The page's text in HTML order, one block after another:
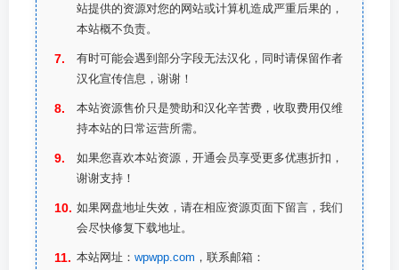
站提供的资源对您的网站或计算机造成严重后果的，
本站概不负责。
有时可能会遇到部分字段无法汉化，同时请保留作者
汉化宣传信息，谢谢！
本站资源售价只是赞助和汉化辛苦费，收取费用仅维
持本站的日常运营所需。
如果您喜欢本站资源，开通会员享受更多优惠折扣，
谢谢支持！
如果网盘地址失效，请在相应资源页面下留言，我们
会尽快修复下载地址。
本站网址： wpwpp.com ，联系邮箱：